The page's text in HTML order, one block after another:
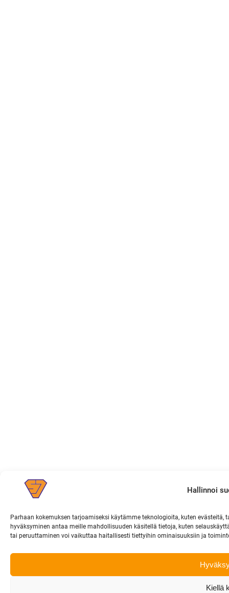
Hallinnoi
Parhaan kokemuksen tarjoamiseksi käytämme teknologioita, kuten
hyväksyminen antaa meille mahdollisuuden käsitellä tietoja, kuten
tai peruuttaminen voi vaikuttaa haitallisesti tiettyihin ominaisuuksiin ja
Kiellä